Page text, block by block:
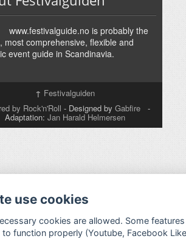
www.festivalguide.no is probably the
most comprehensive, flexible and
event guide in Scandinavia.
↑ Festivalguiden
by Rock'n'Roll - Designed by Gabfire -
Adaptation: Jan Harald Helmersen
use cookies
cookies are allowed. Some features
to function properly (Youtube, Facebook